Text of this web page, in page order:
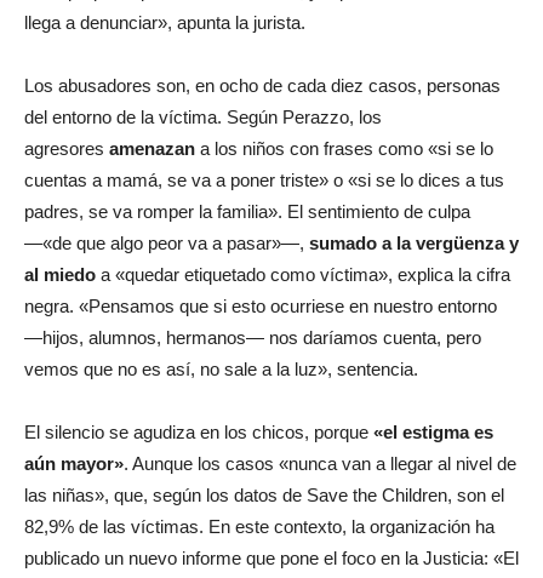
llega a denunciar», apunta la jurista.
Los abusadores son, en ocho de cada diez casos, personas
del entorno de la víctima. Según Perazzo, los
agresores amenazan a los niños con frases como «si se lo
cuentas a mamá, se va a poner triste» o «si se lo dices a tus
padres, se va romper la familia». El sentimiento de culpa
—«de que algo peor va a pasar»—, sumado a la vergüenza y
al miedo a «quedar etiquetado como víctima», explica la cifra
negra. «Pensamos que si esto ocurriese en nuestro entorno
—hijos, alumnos, hermanos— nos daríamos cuenta, pero
vemos que no es así, no sale a la luz», sentencia.
El silencio se agudiza en los chicos, porque «el estigma es
aún mayor». Aunque los casos «nunca van a llegar al nivel de
las niñas», que, según los datos de Save the Children, son el
82,9% de las víctimas. En este contexto, la organización ha
publicado un nuevo informe que pone el foco en la Justicia: «El